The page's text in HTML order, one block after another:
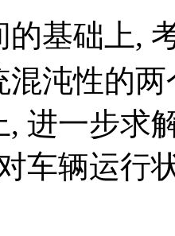
基础上,
混沌性的
进一步求
车辆运行